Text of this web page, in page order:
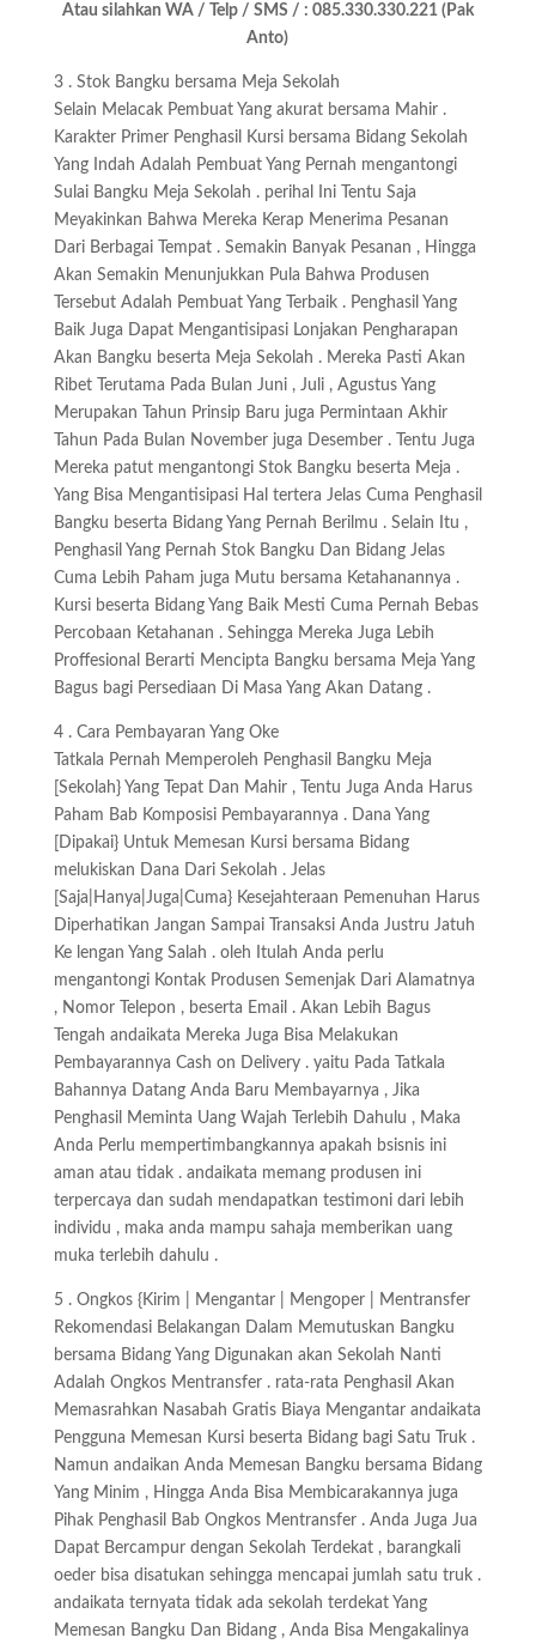
Atau silahkan WA / Telp / SMS / : 085.330.330.221 (Pak
Anto)
3 . Stok Bangku bersama Meja Sekolah
Selain Melacak Pembuat Yang akurat bersama Mahir .
Karakter Primer Penghasil Kursi bersama Bidang Sekolah
Yang Indah Adalah Pembuat Yang Pernah mengantongi
Sulai Bangku Meja Sekolah . perihal Ini Tentu Saja
Meyakinkan Bahwa Mereka Kerap Menerima Pesanan
Dari Berbagai Tempat . Semakin Banyak Pesanan , Hingga
Akan Semakin Menunjukkan Pula Bahwa Produsen
Tersebut Adalah Pembuat Yang Terbaik . Penghasil Yang
Baik Juga Dapat Mengantisipasi Lonjakan Pengharapan
Akan Bangku beserta Meja Sekolah . Mereka Pasti Akan
Ribet Terutama Pada Bulan Juni , Juli , Agustus Yang
Merupakan Tahun Prinsip Baru juga Permintaan Akhir
Tahun Pada Bulan November juga Desember . Tentu Juga
Mereka patut mengantongi Stok Bangku beserta Meja .
Yang Bisa Mengantisipasi Hal tertera Jelas Cuma Penghasil
Bangku beserta Bidang Yang Pernah Berilmu . Selain Itu ,
Penghasil Yang Pernah Stok Bangku Dan Bidang Jelas
Cuma Lebih Paham juga Mutu bersama Ketahanannya .
Kursi beserta Bidang Yang Baik Mesti Cuma Pernah Bebas
Percobaan Ketahanan . Sehingga Mereka Juga Lebih
Proffesional Berarti Mencipta Bangku bersama Meja Yang
Bagus bagi Persediaan Di Masa Yang Akan Datang .
4 . Cara Pembayaran Yang Oke
Tatkala Pernah Memperoleh Penghasil Bangku Meja
[Sekolah} Yang Tepat Dan Mahir , Tentu Juga Anda Harus
Paham Bab Komposisi Pembayarannya . Dana Yang
[Dipakai} Untuk Memesan Kursi bersama Bidang
melukiskan Dana Dari Sekolah . Jelas
[Saja|Hanya|Juga|Cuma} Kesejahteraan Pemenuhan Harus
Diperhatikan Jangan Sampai Transaksi Anda Justru Jatuh
Ke lengan Yang Salah . oleh Itulah Anda perlu
mengantongi Kontak Produsen Semenjak Dari Alamatnya
, Nomor Telepon , beserta Email . Akan Lebih Bagus
Tengah andaikata Mereka Juga Bisa Melakukan
Pembayarannya Cash on Delivery . yaitu Pada Tatkala
Bahannya Datang Anda Baru Membayarnya , Jika
Penghasil Meminta Uang Wajah Terlebih Dahulu , Maka
Anda Perlu mempertimbangkannya apakah bsisnis ini
aman atau tidak . andaikata memang produsen ini
terpercaya dan sudah mendapatkan testimoni dari lebih
individu , maka anda mampu sahaja memberikan uang
muka terlebih dahulu .
5 . Ongkos {Kirim | Mengantar | Mengoper | Mentransfer
Rekomendasi Belakangan Dalam Memutuskan Bangku
bersama Bidang Yang Digunakan akan Sekolah Nanti
Adalah Ongkos Mentransfer . rata-rata Penghasil Akan
Memasrahkan Nasabah Gratis Biaya Mengantar andaikata
Pengguna Memesan Kursi beserta Bidang bagi Satu Truk .
Namun andaikan Anda Memesan Bangku bersama Bidang
Yang Minim , Hingga Anda Bisa Membicarakannya juga
Pihak Penghasil Bab Ongkos Mentransfer . Anda Juga Jua
Dapat Bercampur dengan Sekolah Terdekat , barangkali
oeder bisa disatukan sehingga mencapai jumlah satu truk .
andaikata ternyata tidak ada sekolah terdekat Yang
Memesan Bangku Dan Bidang , Anda Bisa Mengakalinya